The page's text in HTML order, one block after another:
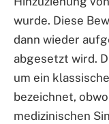
wurde. Diese
dann wieder
abgesetzt wird.
um ein
bezeichnet,
medizinischen